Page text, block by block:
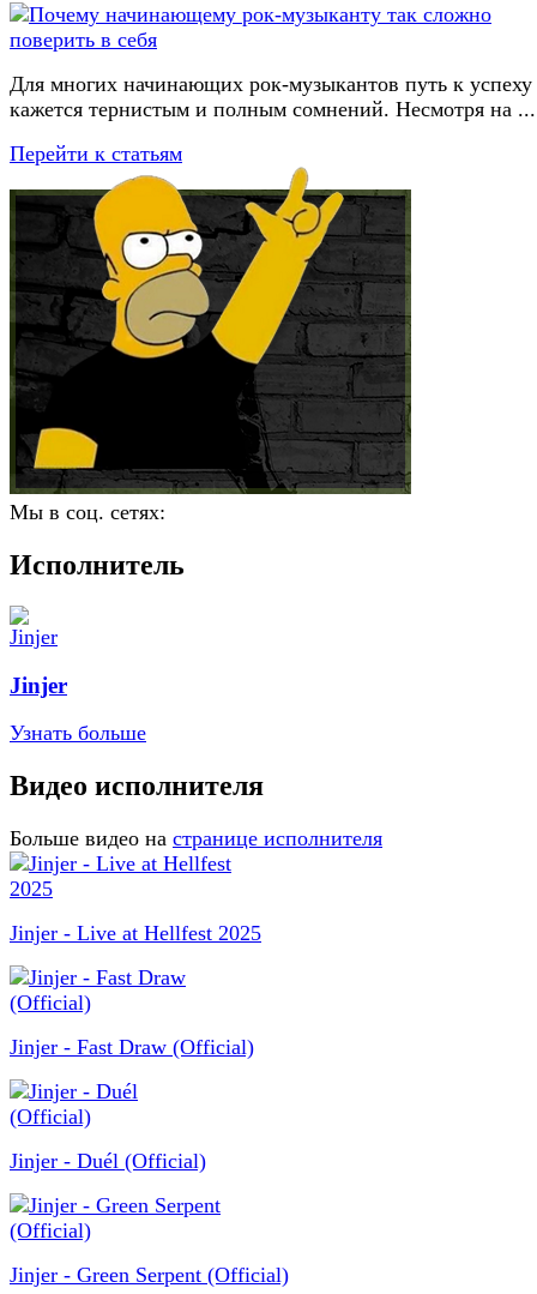
Для многих начинающих рок-музыкантов путь к успеху
кажется тернистым и полным сомнений. Несмотря на ...
Перейти к статьям
Мы в соц. сетях:
Исполнитель
Jinjer
Узнать больше
Видео исполнителя
Больше видео на странице исполнителя
Jinjer - Live at Hellfest 2025
Jinjer - Fast Draw (Official)
Jinjer - Duél (Official)
Jinjer - Green Serpent (Official)